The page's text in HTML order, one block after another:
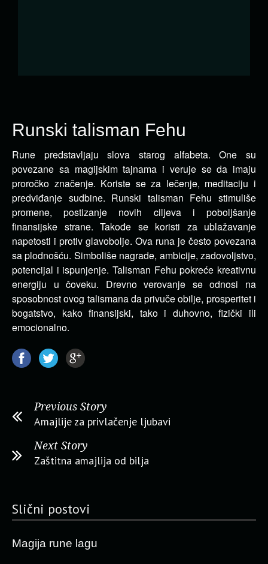
Runski talisman Fehu
Rune predstavljaju slova starog alfabeta. One su
povezane sa magijskim tajnama i veruje se da imaju
proročko značenje. Koriste se za lečenje, meditaciju i
predviđanje sudbine. Runski talisman Fehu stimuliše
promene, postizanje novih ciljeva i poboljšanje
finansijske strane. Takođe se koristi za ublažavanje
napetosti i protiv glavobolje. Ova runa je često povezana
sa plodnošću. Simboliše nagrade, ambicije, zadovoljstvo,
potencijal i ispunjenje. Talisman Fehu pokreće kreativnu
energiju u čoveku. Drevno verovanje se odnosi na
sposobnost ovog talismana da privuče obilje, prosperitet i
bogatstvo, kako finansijski, tako i duhovno, fizički ili
emocionalno.
Previous Story
Amajlije za privlačenje ljubavi
Next Story
Zaštitna amajlija od bilja
Slični postovi
Magija rune lagu